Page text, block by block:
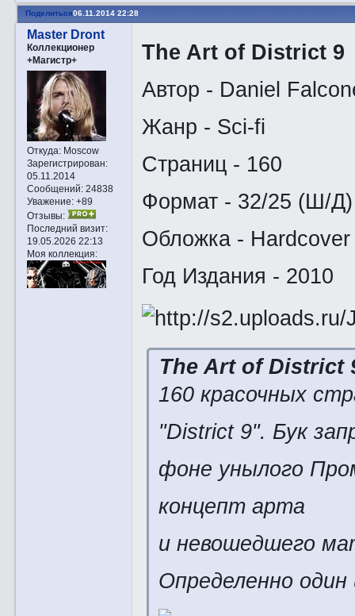
Поделиться06.11.2014 22:28
Master Dront
Коллекционер
+Магистр+
Откуда:Moscow
Зарегистрирован:
05.11.2014
Сообщений:24838
Уважение: +89
Отзывы:
Последний визит:
19.05.2026 22:13
Моя коллекция:
The Art of District 9
Автор - Daniel
Жанр - Sci-fi
Страниц - 160
Формат - 32/25 (Ш/Д)
Обложка - Hardcover
Год Издания - 2010
The Art of District
160 красочных
"District 9". Бук
фоне унылого
концепт арта
и невошедшего
Определенно один